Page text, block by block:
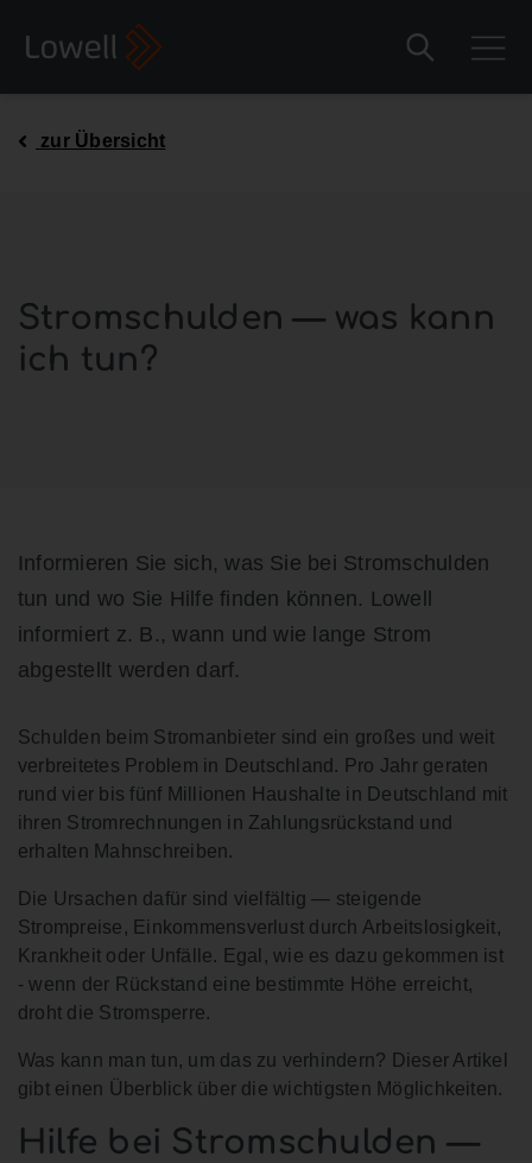
zur Übersicht
Stromschulden — was kann
ich tun?
Informieren Sie sich, was Sie bei Stromschulden
tun und wo Sie Hilfe finden können. Lowell
informiert z. B., wann und wie lange Strom
abgestellt werden darf.
Schulden beim Stromanbieter sind ein großes und weit
verbreitetes Problem in Deutschland. Pro Jahr geraten
rund vier bis fünf Millionen Haushalte in Deutschland mit
ihren Stromrechnungen in Zahlungsrückstand und
erhalten Mahnschreiben.
Die Ursachen dafür sind vielfältig — steigende
Strompreise, Einkommensverlust durch Arbeitslosigkeit,
Krankheit oder Unfälle. Egal, wie es dazu gekommen ist
- wenn der Rückstand eine bestimmte Höhe erreicht,
droht die Stromsperre.
Was kann man tun, um das zu verhindern? Dieser Artikel
gibt einen Überblick über die wichtigsten Möglichkeiten.
Hilfe bei Stromschulden —